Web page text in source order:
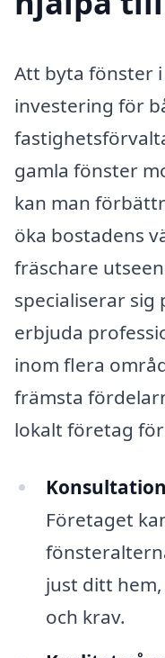
Att byta fönster
investering för
gamla fönster
kan man
öka bostadens
fräschare
specialiserar
erbjuda
inom flera
främsta
lokalt företag
Företaget
just ditt
och krav.